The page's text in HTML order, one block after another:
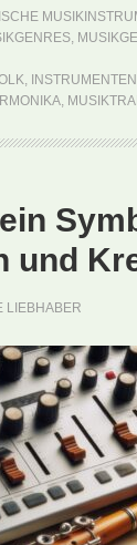
,
,
,
und
LIEBHABER